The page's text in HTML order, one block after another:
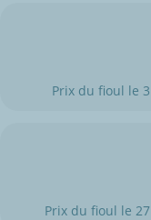
Prix du fioul le
Prix du fioul le